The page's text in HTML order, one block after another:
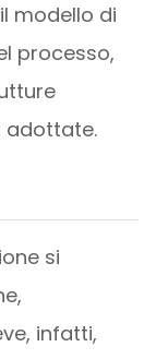
modello di
processo,
adottate.
si
infatti,